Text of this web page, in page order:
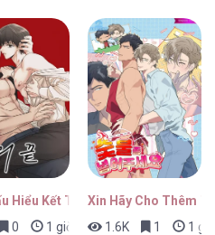
Hiểu Kết Thúc
0 1 giờ trước
Xin Hãy Cho Thêm
1.6K
1 1